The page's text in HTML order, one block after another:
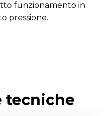
funzionamento in
pressione.
tecniche